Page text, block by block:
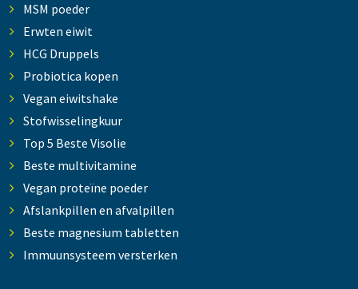
MSM poeder
Erwten eiwit
HCG Druppels
Probiotica kopen
Vegan eiwitshake
Stofwisselingkuur
Top 5 Beste Visolie
Beste multivitamine
Vegan proteïne poeder
Afslankpillen en afvalpillen
Beste magnesium tabletten
Immuunsysteem versterken